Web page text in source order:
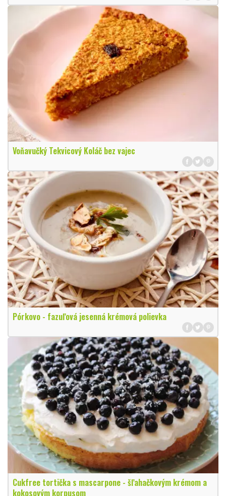
Voňavučký Tekvicový Koláč bez vajec
Pórkovo - fazuľová jesenná krémová polievka
Cukfree tortička s mascarpone - šľahačkovým krémom a
kokosovým korpusom